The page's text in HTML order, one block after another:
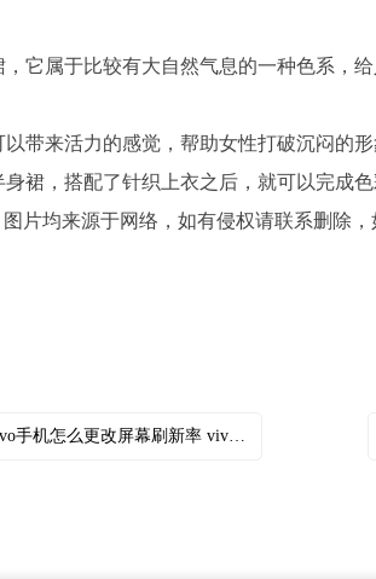
它属于比较有大自然气息的一种色系，
带来活力的感觉，帮助女性打破沉闷的形
裙，搭配了针织上衣之后，就可以完成
片均来源于网络，如有侵权请联系删除
更改屏幕刷新率 vivo手机更改屏幕刷新率的方法